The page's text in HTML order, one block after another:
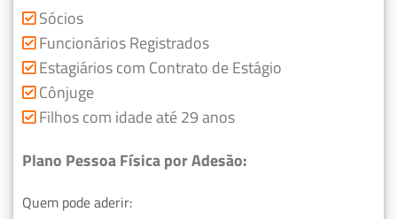
Sócios
Funcionários Registrados
Estagiários com Contrato de Estágio
Cônjuge
Filhos com idade até 29 anos
Plano Pessoa Física por Adesão:
Quem pode aderir: